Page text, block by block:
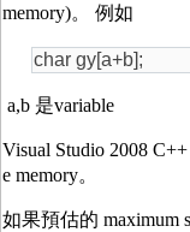
memory)。 例如
char gy[a+b];
a,b 是variable
Visual Studio 2008
e memory。
如果預估的 maximum